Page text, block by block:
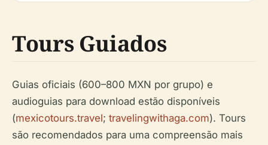
Tours Guiados
Guias oficiais (600–800 MXN por grupo) e
audioguias para download estão disponíveis
(mexicotours.travel; travelingwithaga.com). Tours
são recomendados para uma compreensão mais